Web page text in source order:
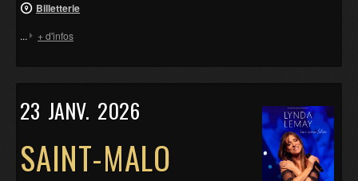
Billetterie
... + d'infos
23 JANV. 2026
SAINT-MALO